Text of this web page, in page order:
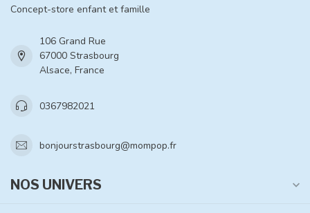
Concept-store enfant et famille
106 Grand Rue
67000 Strasbourg
Alsace, France
0367982021
bonjourstrasbourg@mompop.fr
NOS UNIVERS